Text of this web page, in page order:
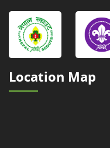
Location Map